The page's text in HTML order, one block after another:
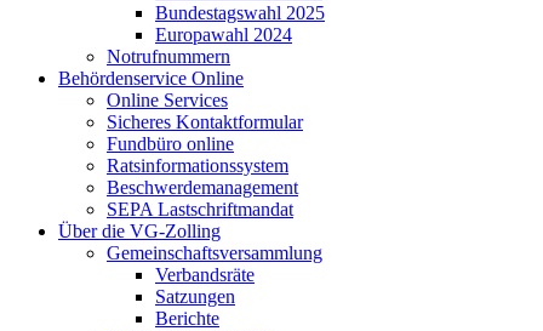
Bundestagswahl 2025
Europawahl 2024
Notrufnummern
Behördenservice Online
Online Services
Sicheres Kontaktformular
Fundbüro online
Ratsinformationssystem
Beschwerdemanagement
SEPA Lastschriftmandat
Über die VG-Zolling
Gemeinschaftsversammlung
Verbandsräte
Satzungen
Berichte